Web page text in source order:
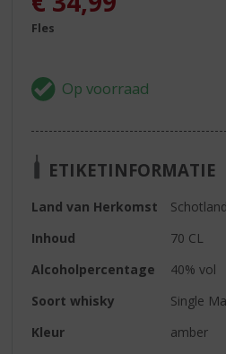
Fles
ETIKETINFORMATIE
Land van Herkomst
Schotland
Inhoud
70 CL
Alcoholpercentage
40% vol
Soort whisky
Single
Kleur
amber